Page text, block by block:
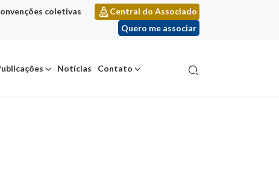
coletivas
Central do Associado
Quero me associar
Notícias Contato